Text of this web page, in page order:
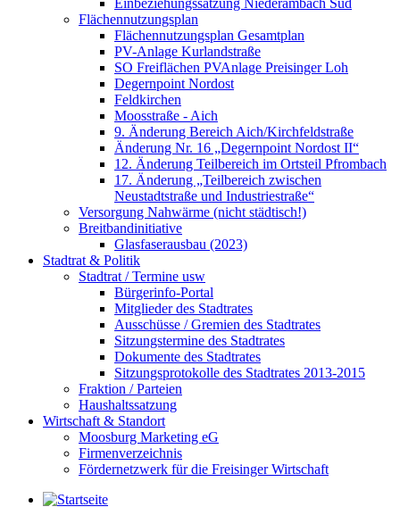
Einbeziehungssatzung Niederambach Süd
Flächennutzungsplan
Flächennutzungsplan Gesamtplan
PV-Anlage Kurlandstraße
SO Freiflächen PV­Anlage Preisinger Loh
Degernpoint Nordost
Feldkirchen
Moosstraße - Aich
9. Änderung Bereich Aich/Kirchfeldstraße
Änderung Nr. 16 „Degernpoint Nordost II“
12. Änderung Teilbereich im Ortsteil Pfrombach
17. Änderung „Teilbereich zwischen
Neustadtstraße und Industriestraße“
Versorgung Nahwärme (nicht städtisch!)
Breitbandinitiative
Glasfaserausbau (2023)
Stadtrat & Politik
Stadtrat / Termine usw
Bürgerinfo-Portal
Mitglieder des Stadtrates
Ausschüsse / Gremien des Stadtrates
Sitzungstermine des Stadtrates
Dokumente des Stadtrates
Sitzungsprotokolle des Stadtrates 2013-2015
Fraktion / Parteien
Haushaltssatzung
Wirtschaft & Standort
Moosburg Marketing eG
Firmenverzeichnis
Fördernetzwerk für die Freisinger Wirtschaft